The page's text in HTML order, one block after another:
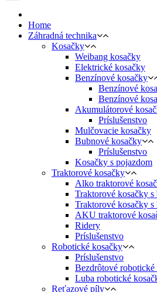
Home
Záhradná technika
Kosačky
Weibang kosačky
Elektrické kosačky
Benzínové kosačky
Benzínové
Benzínové
Akumulátorové
Príslušenstvo
Mulčovacie kosačky
Bubnové kosačky
Príslušenstvo
Kosačky s pojazdom
Traktorové kosačky
Alko traktorové
Traktorové kosačky
Traktorové kosačky s
AKU traktorové
Ridery
Príslušenstvo
Robotické kosačky
Príslušenstvo
Bezdrôtové robotické
Luba robotické
Reťazové píly